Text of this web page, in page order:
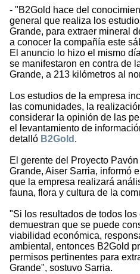
- "B2Gold hace del
general que realiza los
Grande, para extraer mineral
a conocer la compañía este
El anuncio lo hizo el mismo
se manifestaron en contra de
Grande, a 213 kilómetros al
Los estudios de la empresa
las comunidades, la
considerar la opinión de las
el levantamiento de
detalló B2Gold .
El gerente del Proyecto
Grande, Aiser Sarria, informó
que la empresa realizará
fauna, flora y cultura de la
"Si los resultados de todos
demuestran que se puede
viabilidad económica,
ambiental, entonces B2Gold
permisos pertinentes para
Grande", sostuvo Sarria.